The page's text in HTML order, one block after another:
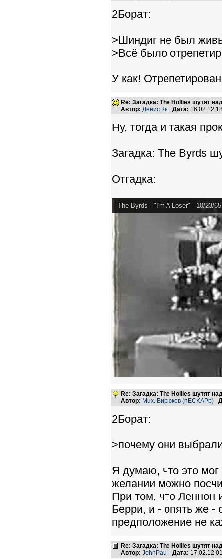
2Борат:
>Шиндиг не был
>Всё было
У как!
Re: Загадка: The Hollies шутят
Автор: Денис Ки Дата: 16.02.12
Ну, тогда и такая
Загадка: The Byrds
Отгадка:
The Byrds - "I'm A Loser" - 10/23/65
Re: Загадка: The Hollies шутят
Автор: Mux. Бирюков (nECKAPb)
2Борат:
>почему они
Я думаю, что это мог
желании можно
При том, что Леннон
Берри, и - опять же -
предположение не
Re: Загадка: The Hollies шутят
Автор: JohnPaul Дата: 17.02.12